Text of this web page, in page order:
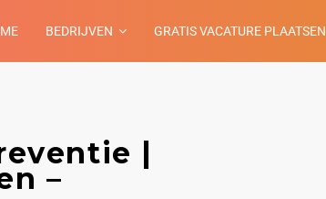
BEDRIJVEN GRATIS VACATURE PLAATSEN
|
–